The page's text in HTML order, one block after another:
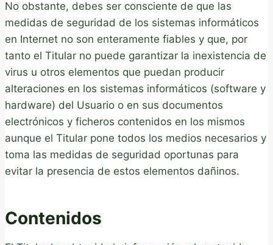
No obstante, debes ser consciente de que las
medidas de seguridad de los sistemas informáticos
en Internet no son enteramente fiables y que, por
tanto el Titular no puede garantizar la inexistencia de
virus u otros elementos que puedan producir
alteraciones en los sistemas informáticos (software y
hardware) del Usuario o en sus documentos
electrónicos y ficheros contenidos en los mismos
aunque el Titular pone todos los medios necesarios y
toma las medidas de seguridad oportunas para
evitar la presencia de estos elementos dañinos.
Contenidos